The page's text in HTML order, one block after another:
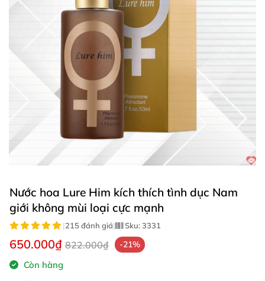
Nước hoa Lure Him kích thích tình dục Nam
giới không mùi loại cực mạnh
|215 đánh giá| Sku:3331
650.000₫ 822.000₫ -21%
Còn hàng